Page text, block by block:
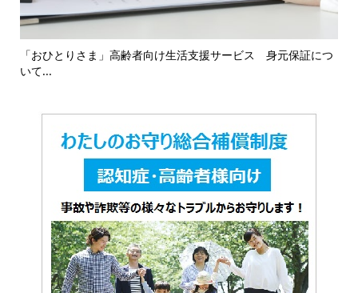
「おひとりさま」高齢者向け生活支援サービス 身元保証につ
いて...